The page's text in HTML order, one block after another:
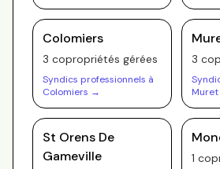
Colomiers
3 copropriétés gérées
Syndics professionnels à
Colomiers →
3
Muret
St Orens De
Gameville
1